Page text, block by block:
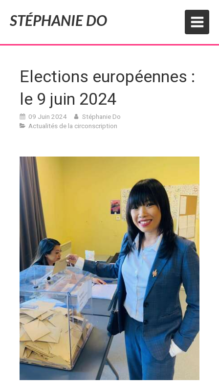
STÉPHANIE DO
Elections européennes :
le 9 juin 2024
09 Juin 2024
Stéphanie Do
Actualités de la circonscription